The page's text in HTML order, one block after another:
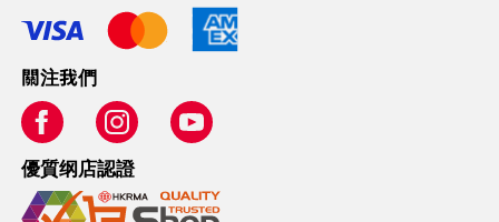
關注我們
優質纲店認證